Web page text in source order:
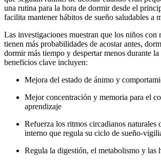
una rutina para la hora de dormir desde el
facilita mantener hábitos de sueño saludables a
Las investigaciones muestran que los niños con
tienen más probabilidades de acostar antes,
dormir más tiempo y despertar menos durante la
beneficios clave incluyen:
Mejora del estado de ánimo y
Mejor concentración y memoria para el
aprendizaje
Refuerza los ritmos circadianos naturales
interno que regula su ciclo de sueño-
Regula la digestión, el metabolismo y las